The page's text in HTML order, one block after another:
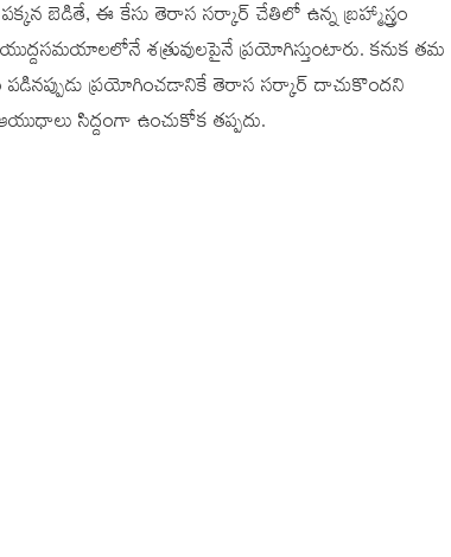
బెడితే, ఈ కేసు తెరాస సర్కార్ చేతిలో ఉన్న బ్రహ్మాస్త్రం
శత్రువులపైనే ప్రయోగిస్తుంటారు. కనుక తమ
పడినప్పుడు ప్రయోగించడానికే తెరాస సర్కార్ దాచుకొందని
సిద్దంగా ఉంచుకోక తప్పదు.